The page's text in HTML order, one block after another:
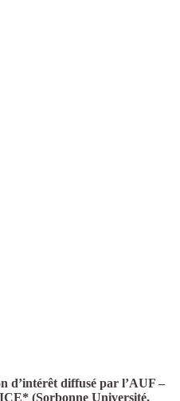
d’intérêt diffusé par l’AUF –
(Sorbonne Université,